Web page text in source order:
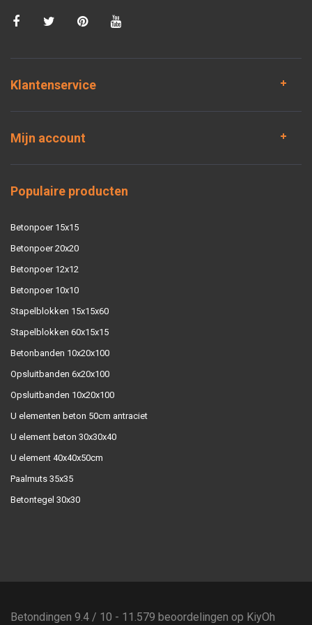
Klantenservice
Mijn account
Populaire producten
Betonpoer 15x15
Betonpoer 20x20
Betonpoer 12x12
Betonpoer 10x10
Stapelblokken 15x15x60
Stapelblokken 60x15x15
Betonbanden 10x20x100
Opsluitbanden 6x20x100
Opsluitbanden 10x20x100
U elementen beton 50cm antraciet
U element beton 30x30x40
U element 40x40x50cm
Paalmuts 35x35
Betontegel 30x30
Betondingen 9.4 / 10 - 11.579 beoordelingen op KiyOh